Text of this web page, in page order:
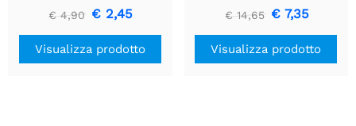
€ 4,90 € 2,45
Visualizza prodotto
60m - multipolare
€ 14,65 € 7,35
Visualizza prodotto